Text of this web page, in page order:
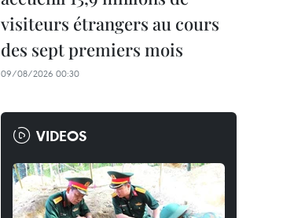
visiteurs étrangers au cours
des sept premiers mois
09/08/2026 00:30
VIDEOS